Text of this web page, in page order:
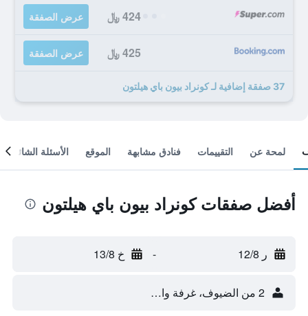
424 ﷼ عرض الصفقة
425 ﷼ عرض الصفقة
37 صفقة إضافية لـ كونراد بيون باي هيلتون
لمحة عن التقييمات فنادق مشابهة الموقع الأسئلة الشائعة
أفضل صفقات كونراد بيون باي هيلتون
ر 12/8 - خ 13/8
2 من الضيوف، غرفة واحدة